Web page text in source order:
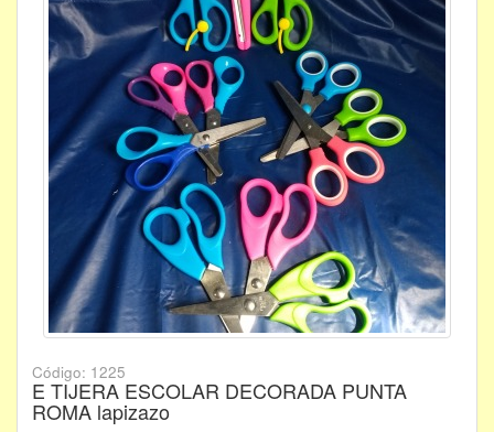
Código: 1225
E TIJERA ESCOLAR DECORADA PUNTA
ROMA lapizazo